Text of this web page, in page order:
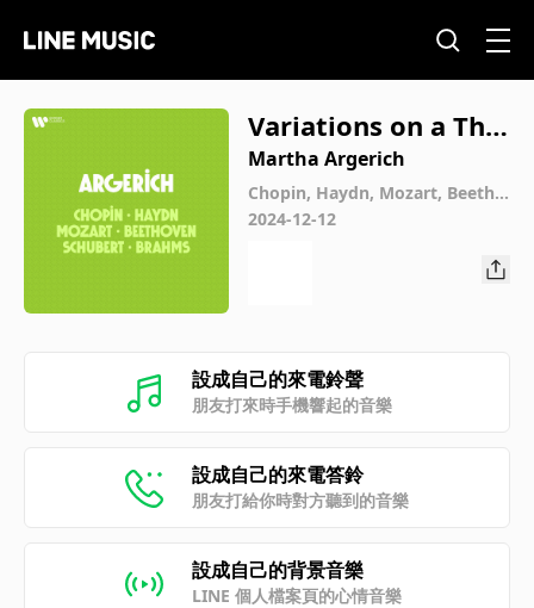
Variations on a The
me by Haydn for 2
Pianos, Op. 56b "St.
Antoni Chorale": Va
riation VII. Grazios
Martha Argerich
Chopin, Haydn, Mozart, Beetho
ven, Schubert, Brahms
2024-12-12
設成自己的來電鈴聲
朋友打來時手機響起的音樂
設成自己的來電答鈴
朋友打給你時對方聽到的音樂
設成自己的背景音樂
LINE 個人檔案頁的心情音樂